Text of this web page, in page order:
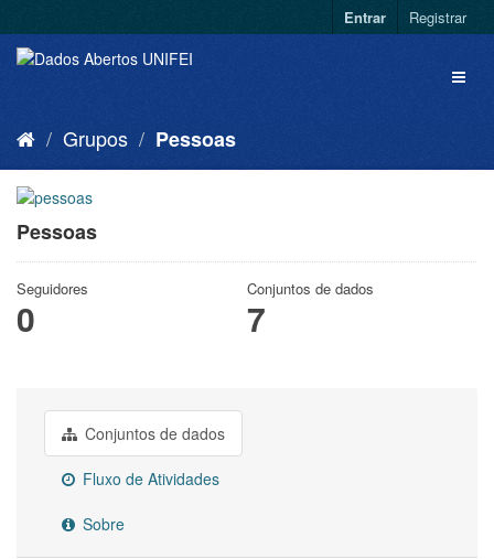
Entrar Registrar
Grupos Pessoas
Pessoas
Seguidores
0
Conjuntos de dados
7
Conjuntos de dados
Fluxo de Atividades
Sobre